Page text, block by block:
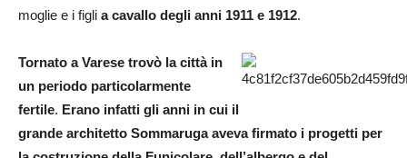
moglie e i figli a cavallo degli anni 1911 e 1912.
Tornato a Varese trovò la città in
un periodo particolarmente
fertile. Erano infatti gli anni in cui il
grande architetto Sommaruga aveva firmato i progetti per